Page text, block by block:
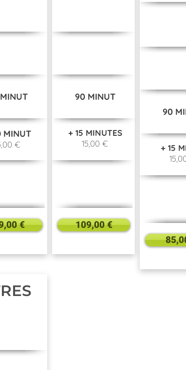
MINUT
€
€
90 MINUT
+ 15 MINUTES
15,00 €
109,00 €
90
+ 15